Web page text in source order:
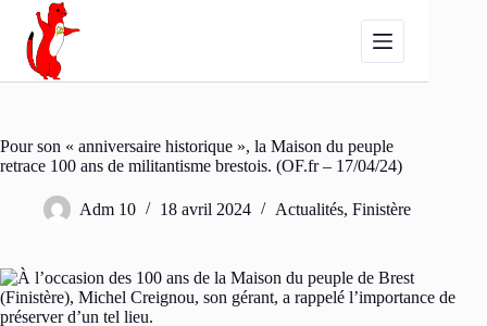
Passer
contenu
Pour son « anniversaire historique », la Maison du peuple
retrace 100 ans de militantisme brestois. (OF.fr – 17/04/24)
Adm 10 18 avril 2024 Actualités, Finistère